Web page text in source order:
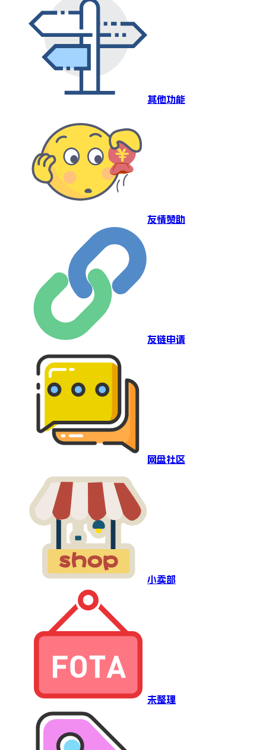
其他功能
友情赞助
友链申请
网盘社区
小卖部
未整理